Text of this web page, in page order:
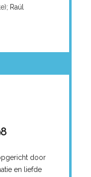
; Raúl
door
en liefde